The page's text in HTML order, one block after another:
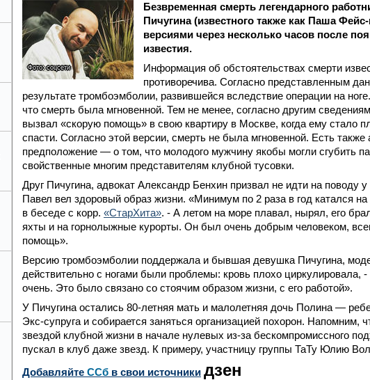
Фото: соцсети
Безвременная смерть легендарного
Пичугина (известного также как Паша
версиями через несколько часов после
известия.
Информация об обстоятельствах смерти
противоречива. Согласно представленным
результате тромбоэмболии, развившейся вследствие операции на
что смерть была мгновенной. Тем не менее, согласно другим
вызвал «скорую помощь» в свою квартиру в Москве, когда ему стало
спасти. Согласно этой версии, смерть не была мгновенной. Есть также
предположение — о том, что молодого мужчину якобы могли сгубить
свойственные многим представителям клубной тусовки.
Друг Пичугина, адвокат Александр Бенхин призвал не идти на поводу
Павел вел здоровый образ жизни. «Минимум по 2 раза в год катался
в беседе с корр. «СтарХита». - А летом на море плавал, нырял, его
яхты и на горнолыжные курорты. Он был очень добрым человеком,
помощь».
Версию тромбоэмболии поддержала и бывшая девушка Пичугина,
действительно с ногами были проблемы: кровь плохо циркулировала, -
очень. Это было связано со стоячим образом жизни, с его работой».
У Пичугина остались 80-летняя мать и малолетняя дочь Полина —
Экс-супруга и собирается заняться организацией похорон. Напомним,
звездой клубной жизни в начале нулевых из-за бескомпромиссного
пускал в клуб даже звезд. К примеру, участницу группы ТаТу Юлию
Добавляйте CСб в свои источники дзен